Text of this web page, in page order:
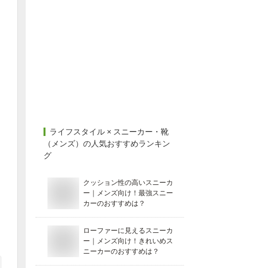
ライフスタイル × スニーカー・靴
（メンズ） の人気おすすめランキン
グ
クッション性の高いスニーカ
ー｜メンズ向け！最強スニー
カーのおすすめは？
ローファーに見えるスニーカ
ー｜メンズ向け！きれいめス
ニーカーのおすすめは？